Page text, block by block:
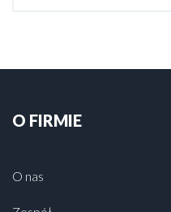
O FIRMIE
O nas